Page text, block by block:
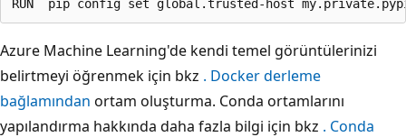
Azure Machine Learning'de kendi temel görüntülerinizi
belirtmeyi öğrenmek için bkz . Docker derleme
bağlamından ortam oluşturma. Conda ortamlarını
yapılandırma hakkında daha fazla bilgi için bkz . Conda